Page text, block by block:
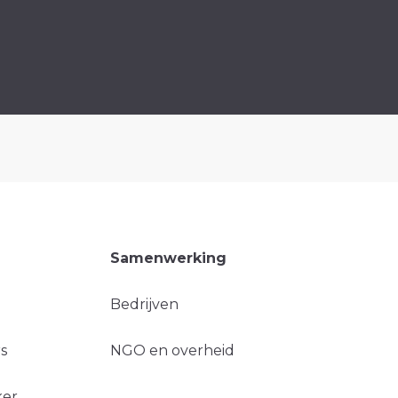
Samenwerking
Bedrijven
NGO en overheid